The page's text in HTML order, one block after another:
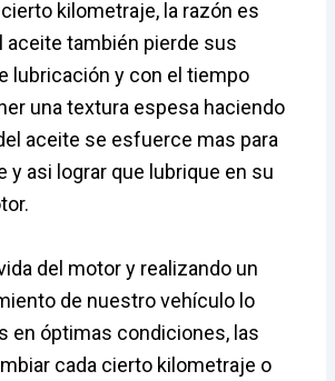
kilometraje, la razón es
aceite también pierde sus
lubricación y con el tiempo
una textura espesa haciendo
aceite se esfuerce mas para
y asi lograr que lubrique en su
del motor y realizando un
de nuestro vehículo lo
en óptimas condiciones, las
cada cierto kilometraje o